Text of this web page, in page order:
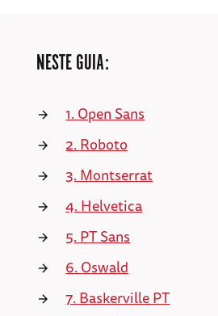
NESTE GUIA:
1. Open Sans
2. Roboto
3. Montserrat
4. Helvetica
5. PT Sans
6. Oswald
7. Baskerville PT